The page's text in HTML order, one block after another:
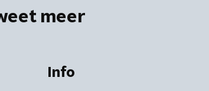
meer
Info